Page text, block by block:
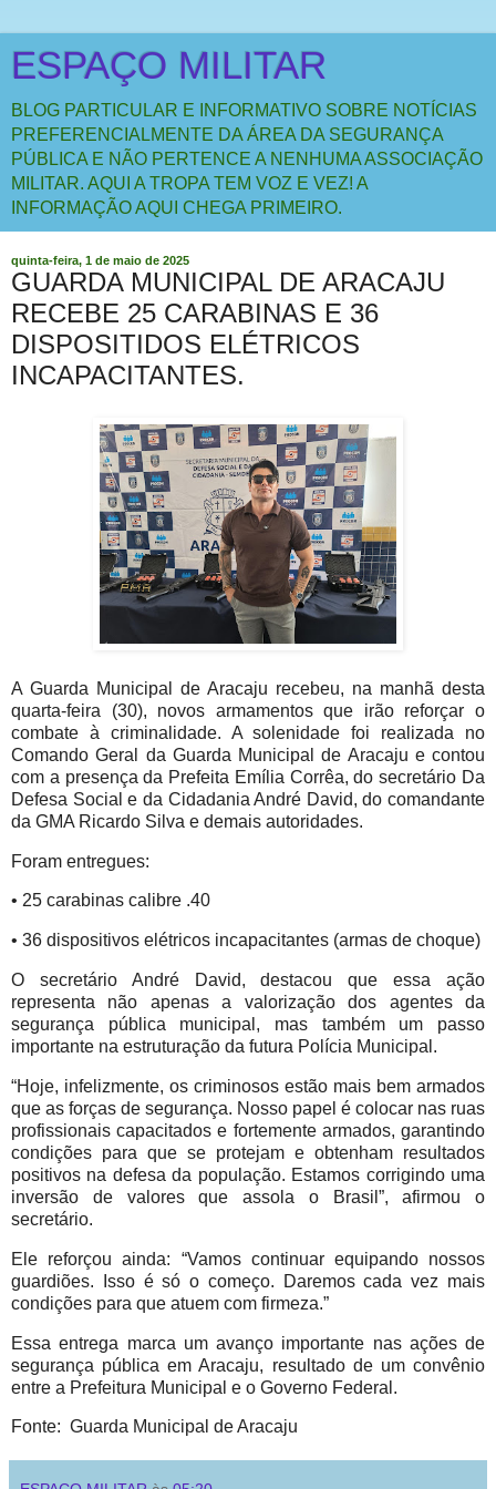
ESPAÇO MILITAR
BLOG PARTICULAR E INFORMATIVO SOBRE NOTÍCIAS
PREFERENCIALMENTE DA ÁREA DA SEGURANÇA
PÚBLICA E NÃO PERTENCE A NENHUMA ASSOCIAÇÃO
MILITAR. AQUI A TROPA TEM VOZ E VEZ! A
INFORMAÇÃO AQUI CHEGA PRIMEIRO.
quinta-feira, 1 de maio de 2025
GUARDA MUNICIPAL DE ARACAJU
RECEBE 25 CARABINAS E 36
DISPOSITIDOS ELÉTRICOS
INCAPACITANTES.
A Guarda Municipal de Aracaju recebeu, na manhã desta
quarta-feira (30), novos armamentos que irão reforçar o
combate à criminalidade. A solenidade foi realizada no
Comando Geral da Guarda Municipal de Aracaju e contou
com a presença da Prefeita Emília Corrêa, do secretário Da
Defesa Social e da Cidadania André David, do comandante
da GMA Ricardo Silva e demais autoridades.
Foram entregues:
• 25 carabinas calibre .40
• 36 dispositivos elétricos incapacitantes (armas de choque)
O secretário André David, destacou que essa ação
representa não apenas a valorização dos agentes da
segurança pública municipal, mas também um passo
importante na estruturação da futura Polícia Municipal.
“Hoje, infelizmente, os criminosos estão mais bem armados
que as forças de segurança. Nosso papel é colocar nas ruas
profissionais capacitados e fortemente armados, garantindo
condições para que se protejam e obtenham resultados
positivos na defesa da população. Estamos corrigindo uma
inversão de valores que assola o Brasil”, afirmou o
secretário.
Ele reforçou ainda: “Vamos continuar equipando nossos
guardiões. Isso é só o começo. Daremos cada vez mais
condições para que atuem com firmeza.”
Essa entrega marca um avanço importante nas ações de
segurança pública em Aracaju, resultado de um convênio
entre a Prefeitura Municipal e o Governo Federal.
Fonte: Guarda Municipal de Aracaju